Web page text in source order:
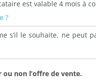
est valable 4 mois à
?
s’il le souhaite, ne peut
ou non l’offre de vente.